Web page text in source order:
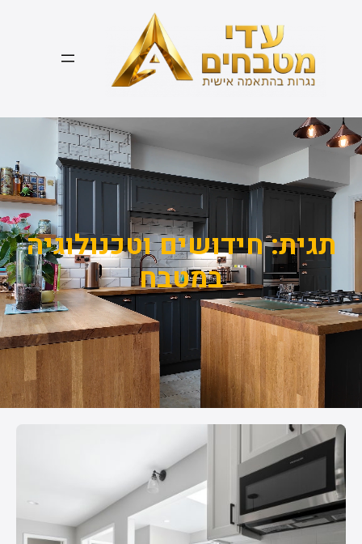
תגית:חידושים וטכנולוגיה
במטבח